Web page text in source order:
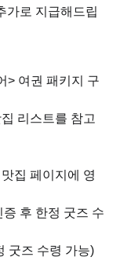
가로 지급해드립
> 여권 패키지 구
리스트를 참고
집 페이지에 영
후 한정 굿즈 수
굿즈 수령 가능)